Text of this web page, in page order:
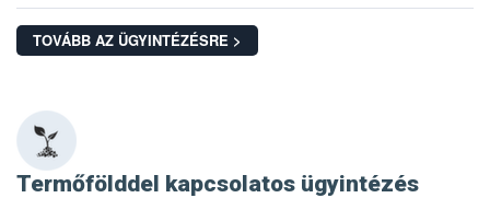
TOVÁBB AZ ÜGYINTÉZÉSRE >
Termőfölddel kapcsolatos ügyintézés